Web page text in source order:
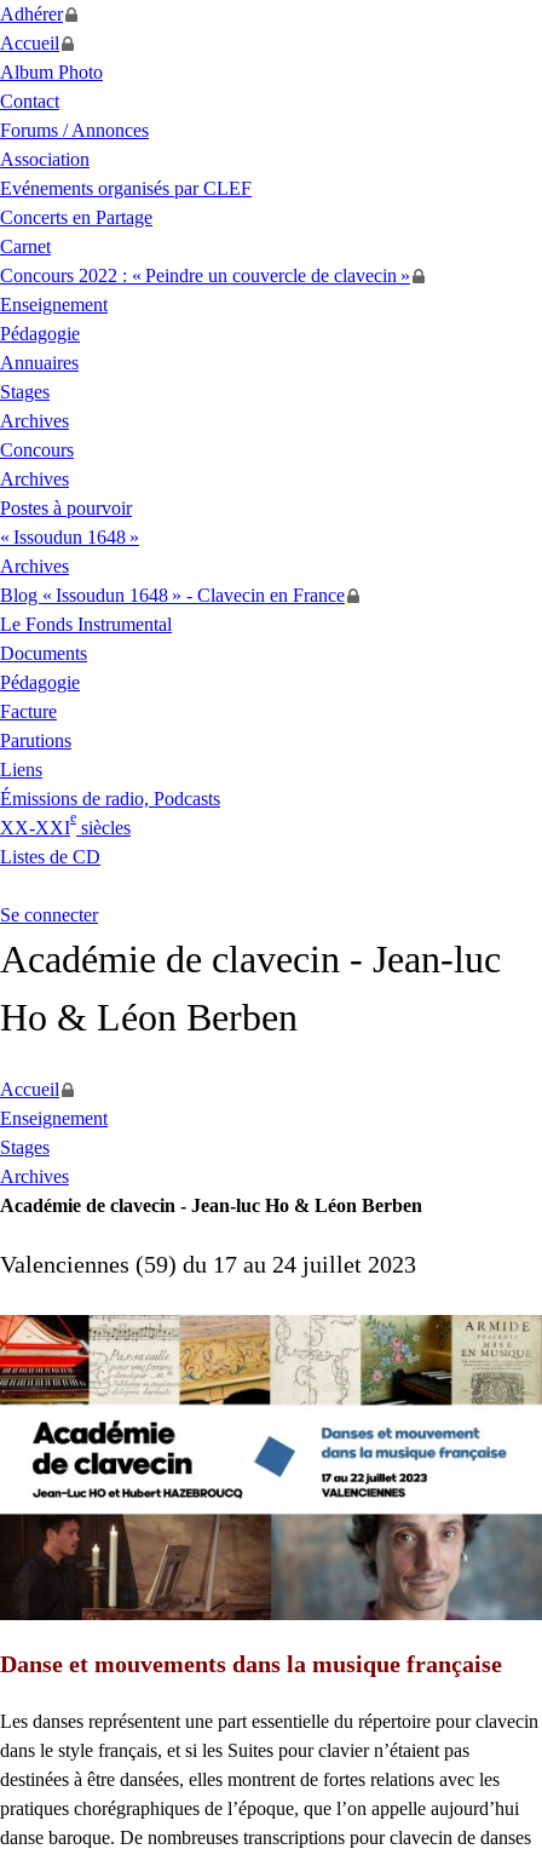
Adhérer
Accueil
Album Photo
Contact
Forums / Annonces
Association
Evénements organisés parCLEF
Concerts en Partage
Carnet
Concours 2022 : « Peindre un couvercle de clavecin »
Enseignement
Pédagogie
Annuaires
Stages
Archives
Concours
Archives
Postes à pourvoir
« Issoudun 1648 »
Archives
Blog « Issoudun 1648 » - Clavecin en France
Le Fonds Instrumental
Documents
Pédagogie
Facture
Parutions
Liens
Émissions de radio, Podcasts
XX-XXI
e
siècles
Listes de CD
Se connecter
Académie de clavecin - Jean-luc
Ho & Léon Berben
Accueil
Enseignement
Stages
Archives
Académie de clavecin - Jean-luc Ho & Léon Berben
Valenciennes (59) du 17 au 24 juillet 2023
Danse et mouvements dans la musique française
Les danses représentent une part essentielle du répertoire pour clavecin
dans le style français, et si les Suites pour clavier n’étaient pas
destinées à être dansées, elles montrent de fortes relations avec les
pratiques chorégraphiques de l’époque, que l’on appelle aujourd’hui
danse baroque. De nombreuses transcriptions pour clavecin de danses